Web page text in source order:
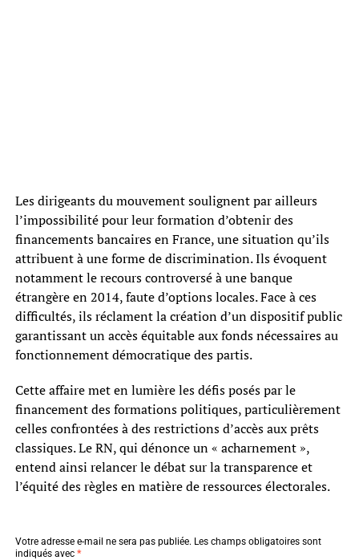
Les dirigeants du mouvement soulignent par ailleurs
l’impossibilité pour leur formation d’obtenir des
financements bancaires en France, une situation qu’ils
attribuent à une forme de discrimination. Ils évoquent
notamment le recours controversé à une banque
étrangère en 2014, faute d’options locales. Face à ces
difficultés, ils réclament la création d’un dispositif public
garantissant un accès équitable aux fonds nécessaires au
fonctionnement démocratique des partis.
Cette affaire met en lumière les défis posés par le
financement des formations politiques, particulièrement
celles confrontées à des restrictions d’accès aux prêts
classiques. Le RN, qui dénonce un « acharnement »,
entend ainsi relancer le débat sur la transparence et
l’équité des règles en matière de ressources électorales.
Votre adresse e-mail ne sera pas publiée. Les champs obligatoires sont
indiqués avec *